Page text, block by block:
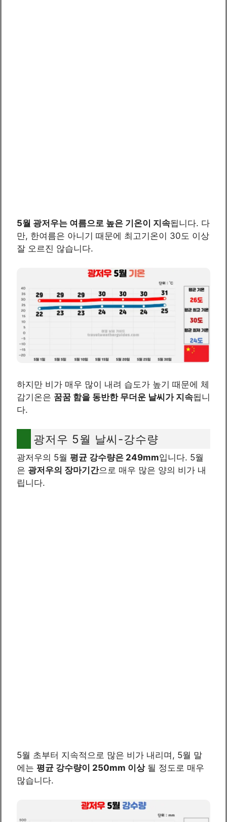
5월 광저우는 여름으로 높은 기온이 지속됩니다. 다
만, 한여름은 아니기 때문에 최고기온이 30도 이상
잘 오르진 않습니다.
하지만 비가 매우 많이 내려 습도가 높기 때문에 체
감기온은 꿈꿈 함을 동반한 무더운 날씨가 지속됩니
다.
광저우 5월 날씨-강수량
광저우의 5월 평균 강수량은 249mm입니다. 5월
은 광저우의 장마기간으로 매우 많은 양의 비가 내
립니다.
5월 초부터 지속적으로 많은 비가 내리며, 5월 말
에는 평균 강수량이 250mm 이상될 정도로 매우
많습니다.